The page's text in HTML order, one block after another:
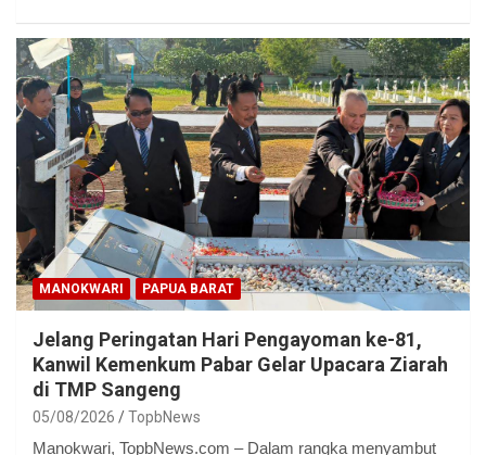
MANOKWARI PAPUA BARAT
Jelang Peringatan Hari Pengayoman ke-81,
Kanwil Kemenkum Pabar Gelar Upacara Ziarah
di TMP Sangeng
05/08/2026 TopbNews
Manokwari, TopbNews.com – Dalam rangka menyambut